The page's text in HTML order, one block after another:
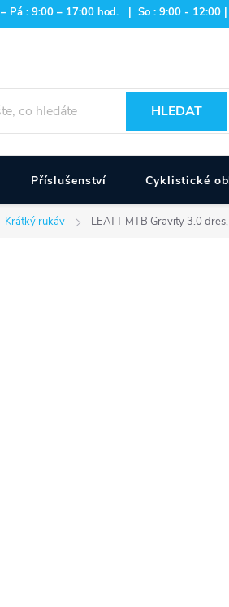
: 9:00 – 17:00 hod. | So : 9:00 -
HLEDAT
Příslušenství Cyklistické
Krátký rukáv LEATT MTB Gravity 3.0